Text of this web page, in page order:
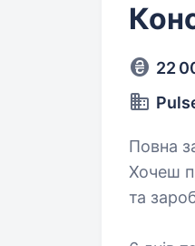
22
Повна
Хочеш
та